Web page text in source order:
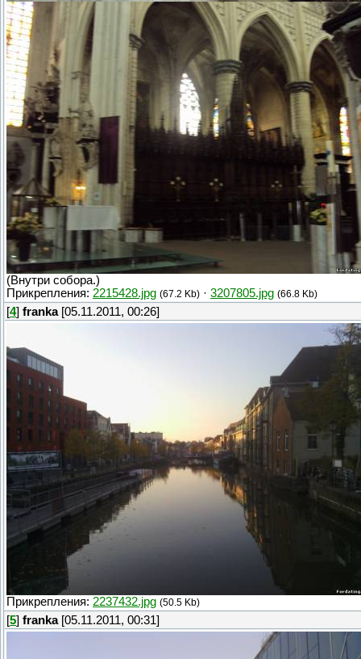
(Внутри собора.)
Прикрепления: 2215428.jpg (67.2 Kb) · 3207805.jpg (66.8 Kb)
[4] franka[05.11.2011, 00:26]
Прикрепления: 2237432.jpg (50.5 Kb)
[5] franka[05.11.2011, 00:31]